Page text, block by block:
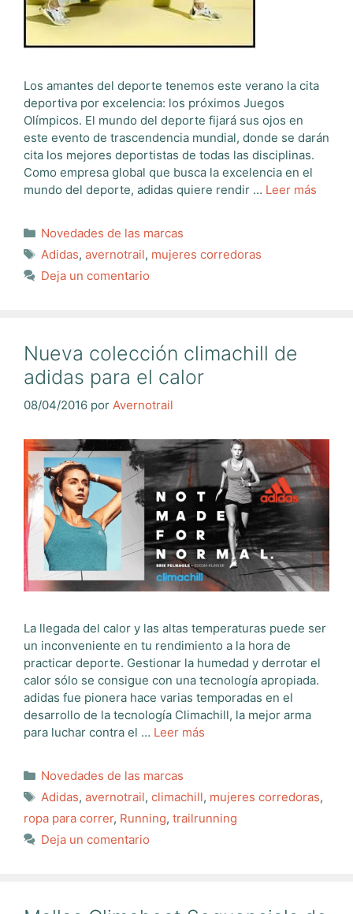
Los amantes del deporte tenemos este verano la cita
deportiva por excelencia: los próximos Juegos
Olímpicos. El mundo del deporte fijará sus ojos en
este evento de trascendencia mundial, donde se darán
cita los mejores deportistas de todas las disciplinas.
Como empresa global que busca la excelencia en el
mundo del deporte, adidas quiere rendir … Leer más
Categorías
Novedades de las marcas
Etiquetas
Adidas, avernotrail, mujeres corredoras
Deja un comentario
Nueva colección climachill de
adidas para el calor
08/04/2016 por Avernotrail
La llegada del calor y las altas temperaturas puede ser
un inconveniente en tu rendimiento a la hora de
practicar deporte. Gestionar la humedad y derrotar el
calor sólo se consigue con una tecnología apropiada.
adidas fue pionera hace varias temporadas en el
desarrollo de la tecnología Climachill, la mejor arma
para luchar contra el … Leer más
Categorías
Novedades de las marcas
Etiquetas
Adidas, avernotrail, climachill, mujeres corredoras,
ropa para correr, Running, trailrunning
Deja un comentario